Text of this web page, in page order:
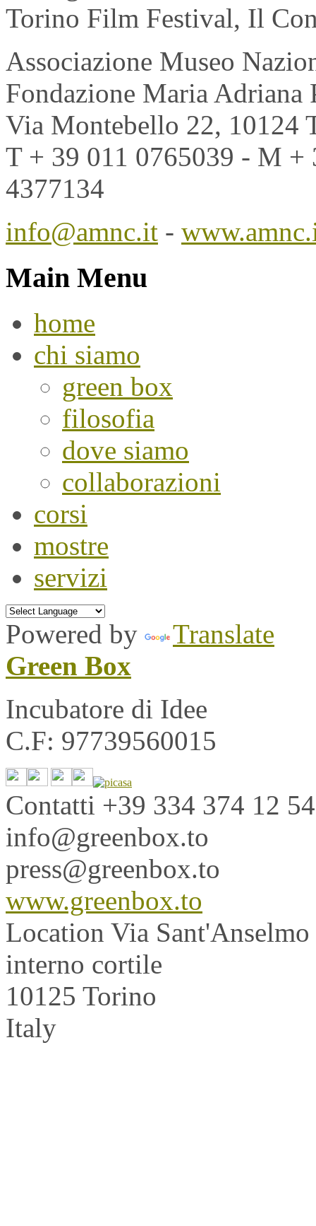
Torino Film Festival, Il
Associazione Museo
Fondazione Maria Adriana
Via Montebello 22, 10124
T + 39 011 0765039 - M +
4377134
info@amnc.it -
Main Menu
home
chi siamo
green box
filosofia
dove siamo
collaborazioni
corsi
mostre
servizi
Powered by
Translate
Green Box
Incubatore di Idee
C.F: 97739560015
Contatti +39 334 374 12 54
info@greenbox.to
press@greenbox.to
www.greenbox.to
Location Via Sant'Anselmo
interno cortile
10125 Torino
Italy